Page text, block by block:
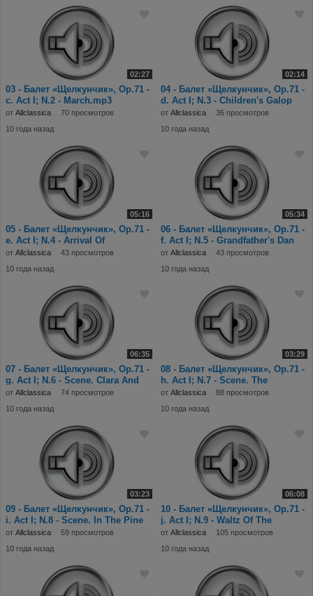
02:27
03 - Балет «Щелкунчик», Op.71 -
c. Act I; N.2 - March.mp3
от Allclassica
70 просмотров
10 года назад
02:14
04 - Балет «Щелкунчик», Op.71 -
d. Act I; N.3 - Children's Galop
от Allclassica
36 просмотров
10 года назад
05:16
05 - Балет «Щелкунчик», Op.71 -
e. Act I; N.4 - Arrival Of
Drosselmeye
от Allclassica
43 просмотров
10 года назад
05:34
06 - Балет «Щелкунчик», Op.71 -
f. Act I; N.5 - Grandfather's Dan
от Allclassica
43 просмотров
10 года назад
06:35
07 - Балет «Щелкунчик», Op.71 -
g. Act I; N.6 - Scene. Clara And
Балет
от Allclassica
74 просмотров
10 года назад
03:29
08 - Балет «Щелкунчик», Op.71 -
h. Act I; N.7 - Scene. The
Battle.mp3
от Allclassica
88 просмотров
10 года назад
03:23
09 - Балет «Щелкунчик», Op.71 -
i. Act I; N.8 - Scene. In The Pine
For
от Allclassica
59 просмотров
10 года назад
06:08
10 - Балет «Щелкунчик», Op.71 -
j. Act I; N.9 - Waltz Of The
Snowflake
от Allclassica
105 просмотров
10 года назад